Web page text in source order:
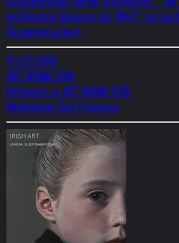
wichtigsten Museen der Welt“ sei
Zusammenarbeit.
11/29/2016
ART MIAMI 2016
Helnwein at ART MIAMI 2016
Modernism San Francisco